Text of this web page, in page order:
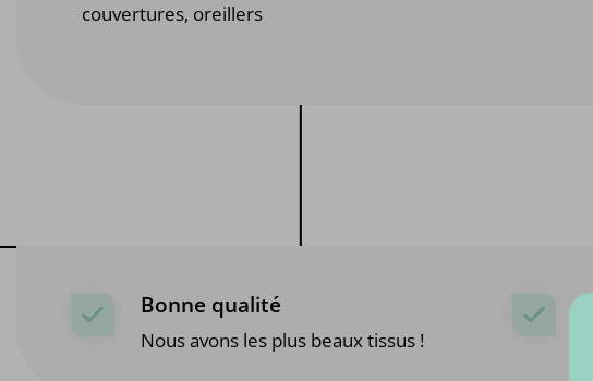
couvertures, oreillers
Bonne qualité
Nous avons les plus beaux tissus !